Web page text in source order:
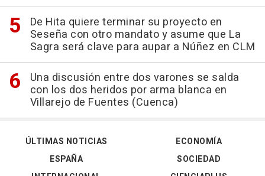
De Hita quiere terminar su proyecto en
Seseña con otro mandato y asume que La
Sagra será clave para aupar a Núñez en CLM
Una discusión entre dos varones se salda
con los dos heridos por arma blanca en
Villarejo de Fuentes (Cuenca)
ÚLTIMAS NOTICIAS
ESPAÑA
ECONOMÍA
SOCIEDAD